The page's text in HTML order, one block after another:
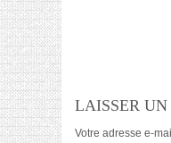
LAISSER
Votre adresse e-